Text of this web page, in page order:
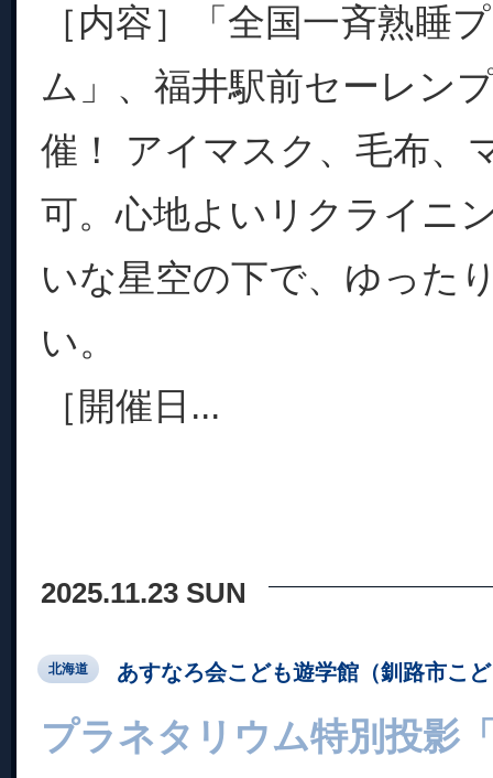
［内容］「全国一斉熟睡
ム」、福井駅前セーレン
催！ アイマスク、毛布、
可。心地よいリクライニ
いな星空の下で、ゆった
い。
［開催日...
2025.11.23 SUN
北海道 あすなろ会こども遊学館（釧路市こ
プラネタリウム特別投影